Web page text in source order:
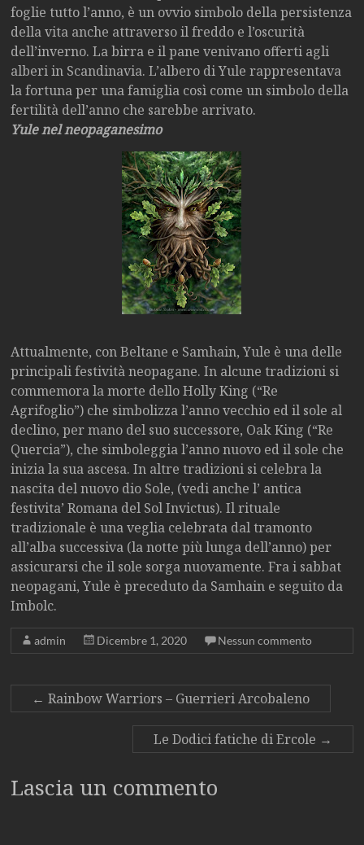
foglie tutto l’anno, è un ovvio simbolo della persistenza
della vita anche attraverso il freddo e l’oscurità
dell’inverno. La birra e il pane venivano offerti agli
alberi in Scandinavia. L’albero di Yule rappresentava
la fortuna per una famiglia così come un simbolo della
fertilità dell’anno che sarebbe arrivato.
Yule nel neopaganesimo
Attualmente, con Beltane e Samhain, Yule è una delle
principali festività neopagane. In alcune tradizioni si
commemora la morte dello Holly King (“Re
Agrifoglio”) che simbolizza l’anno vecchio ed il sole al
declino, per mano del suo successore, Oak King (“Re
Quercia”), che simboleggia l’anno nuovo ed il sole che
inizia la sua ascesa. In altre tradizioni si celebra la
nascita del nuovo dio Sole, (vedi anche l’ antica
festivita’ Romana del Sol Invictus). Il rituale
tradizionale è una veglia celebrata dal tramonto
all’alba successiva (la notte più lunga dell’anno) per
assicurarsi che il sole sorga nuovamente. Fra i sabbat
neopagani, Yule è preceduto da Samhain e seguito da
Imbolc.
admin Dicembre 1, 2020 Nessun commento
← Rainbow Warriors – Guerrieri Arcobaleno
Le Dodici fatiche di Ercole →
Lascia un commento